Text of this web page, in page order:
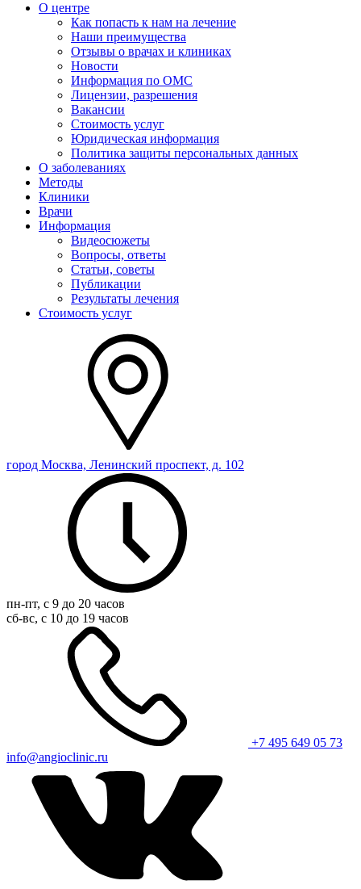
О центре
Как попасть к нам на лечение
Наши преимущества
Отзывы о врачах и клиниках
Новости
Информация по ОМС
Лицензии, разрешения
Вакансии
Стоимость услуг
Юридическая информация
Политика защиты персональных данных
О заболеваниях
Методы
Клиники
Врачи
Информация
Видеосюжеты
Вопросы, ответы
Статьи, советы
Публикации
Результаты лечения
Стоимость услуг
город Москва, Ленинский проспект, д. 102
пн-пт, с 9 до 20 часов
сб-вс, с 10 до 19 часов
+7 495 649 05 73
info@angioclinic.ru